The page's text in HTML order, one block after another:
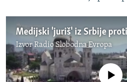
IzvorRadio Slobodna Evropa
No media source